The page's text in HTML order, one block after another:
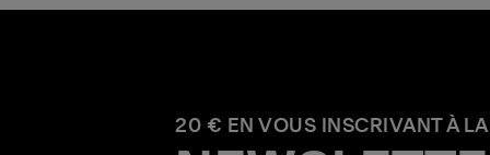
20 € EN VOUS INSCRIVANT À LA